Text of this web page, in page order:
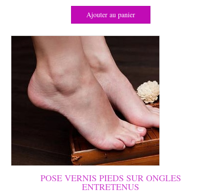
Ajouter au panier
POSE VERNIS PIEDS SUR ONGLES
ENTRETENUS